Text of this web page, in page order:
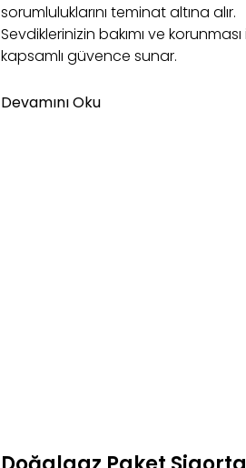
sorumluluklarını teminat altına alır.
Sevdiklerinizin bakımı ve
kapsamlı güvence sunar.
Devamını Oku